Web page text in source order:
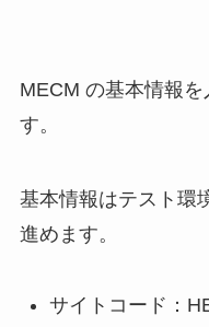
MECM の基本情報
す。
基本情報はテスト環
進めます。
サイトコード：